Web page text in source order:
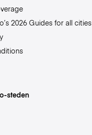
2026 Guides for all cities
steden